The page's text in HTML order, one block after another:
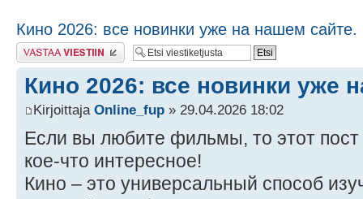
Кино 2026: все новинки уже на нашем сайте.
Lähetä vastaus
Кино 2026: все новинки уже
Kirjoittaja Online_fup » 29.04.2026 18:02
Если вы любите фильмы, то этот пост
кое-что интересное!
Кино – это универсальный способ